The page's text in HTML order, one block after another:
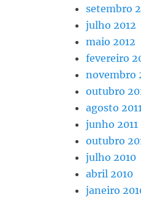
setembro
julho 2012
maio 2012
fevereiro
novembro
outubro
agosto
junho 2011
outubro
julho 2010
abril 2010
janeiro